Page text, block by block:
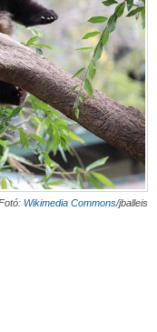
Wikimedia Commons/jballeis